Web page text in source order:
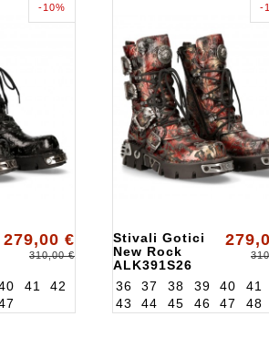
-10%
279,00 €
310,00 €
41
42
-
Stivali Gotici
New Rock
ALK391S26
36 37 38 39 40 41
43
44 45 46 47 48